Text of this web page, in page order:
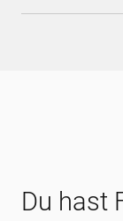
Du hast